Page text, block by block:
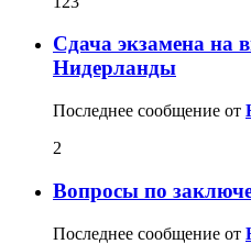
Сдача экзамена на
Нидерланды
Последнее сообщение от
2
Вопросы по
Последнее сообщение от